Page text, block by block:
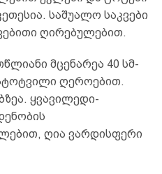
საშუალო საკვები
ღირებულებით.
მცენარეა 40 სმ-
ღეროებით.
ყვავილედი-
ღია ვარდისფერი